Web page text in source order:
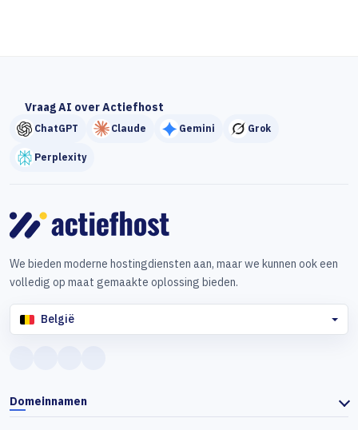
Vraag AI over Actiefhost
ChatGPT Claude Gemini Grok
Perplexity
We bieden moderne hostingdiensten aan, maar we kunnen ook een
volledig op maat gemaakte oplossing bieden.
België
Domeinnamen